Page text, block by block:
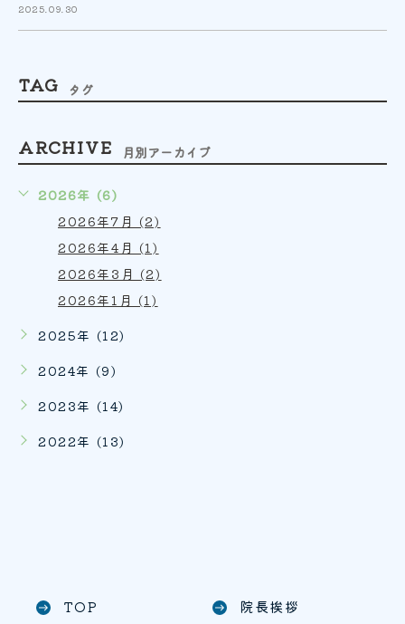
2025.09.30
TAG タグ
ARCHIVE 月別アーカイブ
2026年 (6)
2026年7月 (2)
2026年4月 (1)
2026年3月 (2)
2026年1月 (1)
2025年 (12)
2024年 (9)
2023年 (14)
2022年 (13)
east TOP east 院長挨拶